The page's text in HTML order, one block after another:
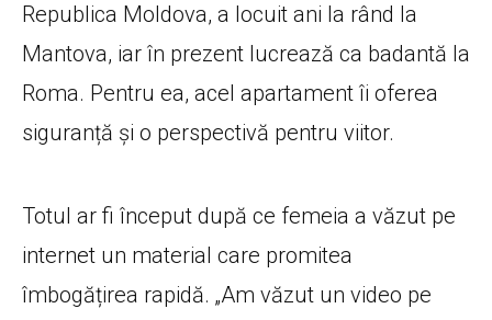
Republica Moldova, a locuit ani la rând la
Mantova, iar în prezent lucrează ca badantă la
Roma. Pentru ea, acel apartament îi oferea
siguranță și o perspectivă pentru viitor.
Totul ar fi început după ce femeia a văzut pe
internet un material care promitea
îmbogățirea rapidă. „Am văzut un video pe